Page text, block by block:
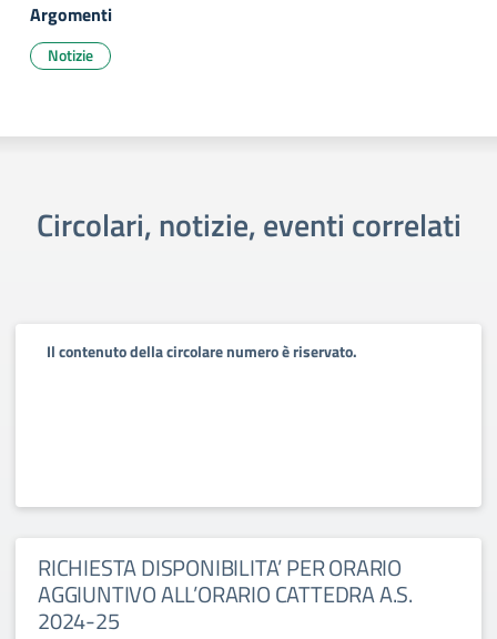
Argomenti
Notizie
Circolari, notizie, eventi correlati
Il contenuto della circolare numero è riservato.
RICHIESTA DISPONIBILITA’ PER ORARIO
AGGIUNTIVO ALL’ORARIO CATTEDRA A.S.
2024-25